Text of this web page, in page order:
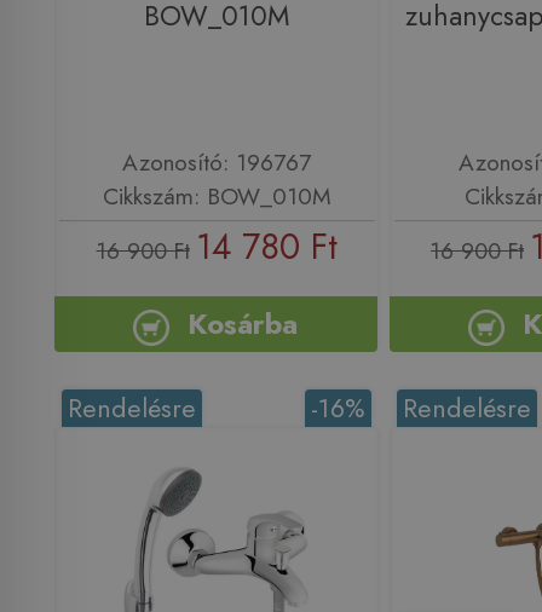
BOW_010M
Azonosító: 196767
Cikkszám: BOW_010M
16 900 Ft 14 780 Ft
Kosárba
16 900 Ft
-16%
Rendelésre Rendelésre